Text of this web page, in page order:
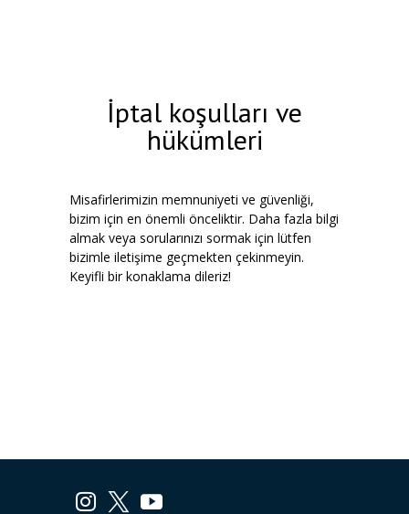
İptal koşulları ve
hükümleri
Misafirlerimizin memnuniyeti ve güvenliği,
bizim için en önemli önceliktir. Daha fazla bilgi
almak veya sorularınızı sormak için lütfen
bizimle iletişime geçmekten çekinmeyin.
Keyifli bir konaklama dileriz!